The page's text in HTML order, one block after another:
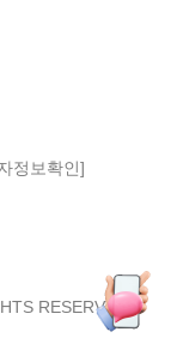
정보확인]
RESERVED.